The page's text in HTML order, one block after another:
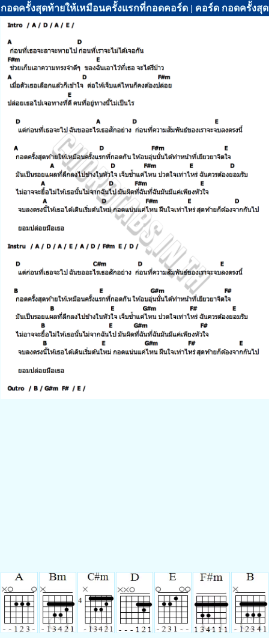
กอดครั้งสุดท้ายให้เหมือนครั้งแรกที่กอดคอร์ด | คอร์ด กอดครั้งสุ